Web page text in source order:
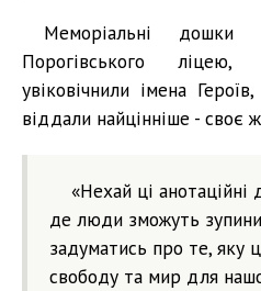
Меморіальні дошки
Порогівського
увіковічнили імена
віддали найцінніше - своє
«Нехай ці
де люди зможуть
задуматись про те, яку
свободу та мир для